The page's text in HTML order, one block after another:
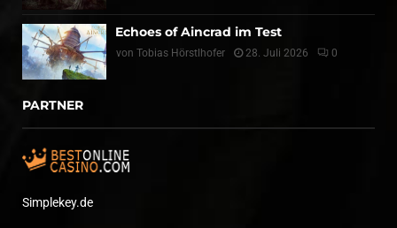
Echoes of Aincrad im Test
von Tobias Hörstlhofer 28. Juli 2026 0
PARTNER
Simplekey.de